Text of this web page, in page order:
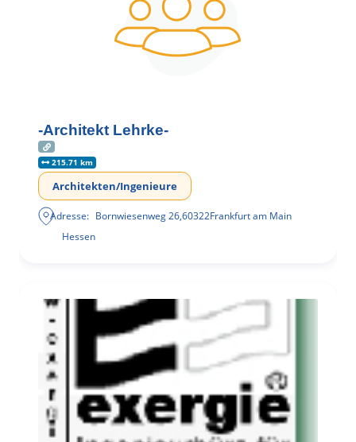
-Architekt Lehrke-
215.71 km
Architekten/Ingenieure
Adresse: Bornwiesenweg 26,60322Frankfurt am Main
Hessen